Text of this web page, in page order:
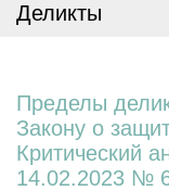
Деликты
Пределы
Закону о
Критический
14.02.2023 №